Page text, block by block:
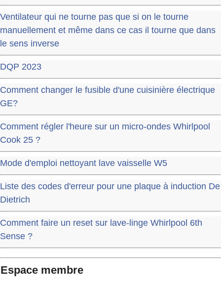
Ventilateur qui ne tourne pas que si on le tourne
manuellement et même dans ce cas il tourne que dans
le sens inverse
DQP 2023
Comment changer le fusible d'une cuisinière électrique
GE?
Comment régler l'heure sur un micro-ondes Whirlpool
Cook 25 ?
Mode d'emploi nettoyant lave vaisselle W5
Liste des codes d'erreur pour une plaque à induction De
Dietrich
Comment faire un reset sur lave-linge Whirlpool 6th
Sense ?
Espace membre